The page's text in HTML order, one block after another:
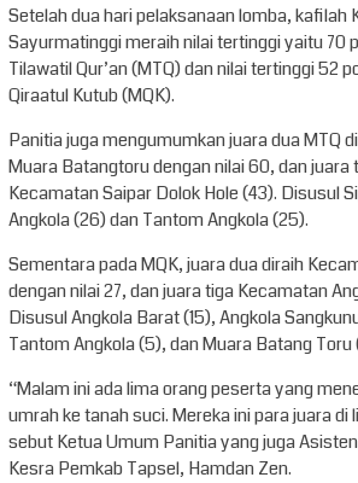
Setelah dua hari pelaksanaan lomba, kafilah
Sayurmatinggi meraih nilai tertinggi yaitu 70
Tilawatil Qur’an (MTQ) dan nilai tertinggi 52
Qiraatul Kutub (MQK).
Panitia juga mengumumkan juara dua MTQ
Muara Batangtoru dengan nilai 60, dan juara
Kecamatan Saipar Dolok Hole (43). Disusul
Angkola (26) dan Tantom Angkola (25).
Sementara pada MQK, juara dua diraih
dengan nilai 27, dan juara tiga Kecamatan
Disusul Angkola Barat (15), Angkola
Tantom Angkola (5), dan Muara Batang Toru
“Malam ini ada lima orang peserta yang
umrah ke tanah suci. Mereka ini para juara di
sebut Ketua Umum Panitia yang juga
Kesra Pemkab Tapsel, Hamdan Zen.